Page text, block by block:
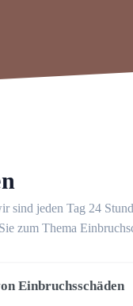
sind jeden Tag 24
zum Thema
Einbruchsschäden